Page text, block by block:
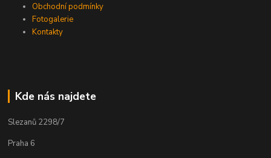
Obchodní podmínky
Fotogalerie
Kontakty
Kde nás najdete
Slezanů 2298/7
Praha 6